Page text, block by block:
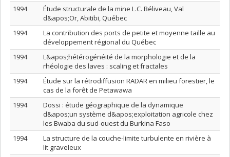
1994
Étude structurale de la mine L.C. Béliveau, Val
d&apos;Or, Abitibi, Québec
1994
La contribution des ports de petite et moyenne taille au
développement régional du Québec
1994
L&apos;hétérogénéité de la morphologie et de la
rhéologie des laves : scaling et fractales
1994
Étude sur la rétrodiffusion RADAR en milieu forestier, le
cas de la forêt de Petawawa
1994
Dossi : étude géographique de la dynamique
d&apos;un système d&apos;exploitation agricole chez
les Bwaba du sud-ouest du Burkina Faso
1994
La structure de la couche-limite turbulente en rivière à
lit graveleux